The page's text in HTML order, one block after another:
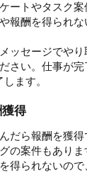
ートやタスク
報酬を得られな
ッセージでや
さい。仕事が
ます。
得
だら報酬を獲
の案件もあり
得られないので